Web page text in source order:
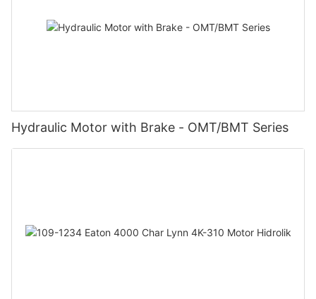
Hydraulic Motor with Brake - OMT/BMT Series